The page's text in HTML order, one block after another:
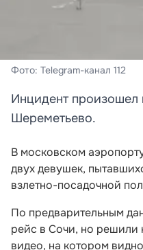
Фото: Telegram-канал 112
Инцидент произошел
Шереметьево.
В московском
двух девушек,
взлетно-посадочной
По предварительным
рейс в Сочи, но решили
видео, на котором